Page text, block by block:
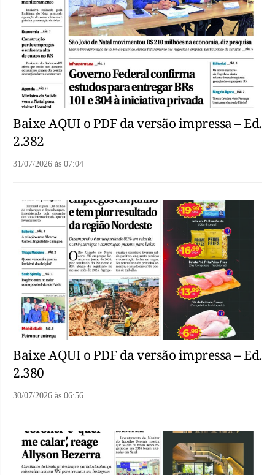
Baixe AQUI o PDF da versão impressa – Ed.
2.382
31/07/2026 às 07:04
Baixe AQUI o PDF da versão impressa – Ed.
2.380
30/07/2026 às 06:56